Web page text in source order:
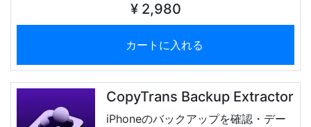
¥ 2,980
カートに入れる
CopyTrans Backup Extractor
iPhoneのバックアップを確認・デー